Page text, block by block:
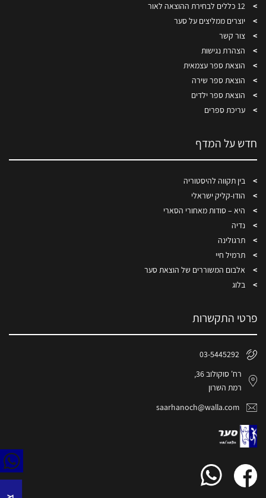
12 כללים לבחירת ההוצאה לאור
יוצרים ממליצים על סער
צור קשר
הצהרת נגישות
הוצאת ספר עצמאית
הוצאת ספר שירה
הוצאת ספר ילדים
עריכת ספרים
חדש על המדף
בין תקווה להיסטוריה
הודו-קליק ישראלי
היא – סודות מאחורי הסארי
נדיה
תרגולינה
תרמיל חיי
אלבום המשוררים של הוצאת סער
בלוג
פרטי התקשרות
03-5445292
רח' סוקולוב 36,
רמת השרון
saarhanoch@walla.com